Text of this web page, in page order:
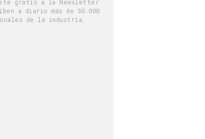
gratis a la Newsletter
a diario más de 50.000
de la industria.